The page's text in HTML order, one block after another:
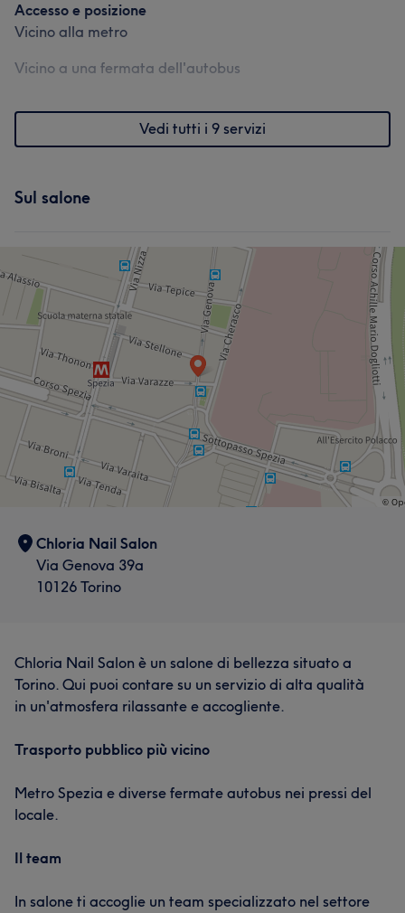
Accesso e posizione
Vicino alla metro
Vicino a una fermata dell'autobus
Vedi tutti i 9 servizi
Sul salone
Chloria Nail Salon
Via Genova 39a
10126 Torino
Chloria Nail Salon è un salone di bellezza situato a
Torino. Qui puoi contare su un servizio di alta qualità
in un'atmosfera rilassante e accogliente.
Trasporto pubblico più vicino
Metro Spezia e diverse fermate autobus nei pressi del
locale.
Il team
In salone ti accoglie un team specializzato nel settore